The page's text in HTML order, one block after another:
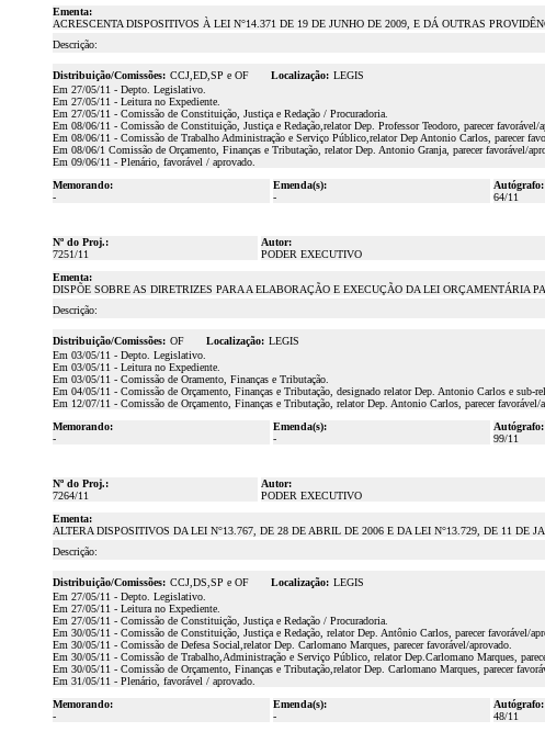
Ementa:
ACRESCENTA DISPOSITIVOS À LEI N°14.371 DE 19 DE JUNHO DE 2009, E DÁ OUTRAS
Descrição:
Distribuição/Comissões: CCJ,ED,SP e OF Localização: LEGIS
Em 27/05/11 - Depto. Legislativo.
Em 27/05/11 - Leitura no Expediente.
Em 27/05/11 - Comissão de Constituição, Justiça e Redação / Procuradoria.
Em 08/06/11 - Comissão de Constituição, Justiça e Redação,relator Dep. Professor Teodoro, parecer favorável/
Em 08/06/11 - Comissão de Trabalho Administração e Serviço Público,relator Dep Antonio Carlos, parecer
Em 08/06/1 Comissão de Orçamento, Finanças e Tributação, relator Dep. Antonio Granja, parecer favorável/
Em 09/06/11 - Plenário, favorável / aprovado.
Memorando:
-
Emenda(s):
-
Autógrafo:
64/11
Nº do Proj.:
7251/11
Autor:
PODER EXECUTIVO
Ementa:
DISPÕE SOBRE AS DIRETRIZES PARA A ELABORAÇÃO E EXECUÇÃO DA LEI ORÇAMENTÁRIA
Descrição:
Distribuição/Comissões: OF Localização: LEGIS
Em 03/05/11 - Depto. Legislativo.
Em 03/05/11 - Leitura no Expediente.
Em 03/05/11 - Comissão de Oramento, Finanças e Tributação.
Em 04/05/11 - Comissão de Orçamento, Finanças e Tributação, designado relator Dep. Antonio Carlos e sub-
Em 12/07/11 - Comissão de Orçamento, Finanças e Tributação, relator Dep. Antonio Carlos, parecer favorável/
Memorando:
-
Emenda(s):
-
Autógrafo:
99/11
Nº do Proj.:
7264/11
Autor:
PODER EXECUTIVO
Ementa:
ALTERA DISPOSITIVOS DA LEI N°13.767, DE 28 DE ABRIL DE 2006 E DA LEI N°13.729, DE 11 DE
Descrição:
Distribuição/Comissões: CCJ,DS,SP e OF Localização: LEGIS
Em 27/05/11 - Depto. Legislativo.
Em 27/05/11 - Leitura no Expediente.
Em 27/05/11 - Comissão de Constituição, Justiça e Redação / Procuradoria.
Em 30/05/11 - Comissão de Constituição, Justiça e Redação, relator Dep. Antônio Carlos, parecer favorável/
Em 30/05/11 - Comissão de Defesa Social,relator Dep. Carlomano Marques, parecer favorável/aprovado.
Em 30/05/11 - Comissão de Trabalho,Administração e Serviço Público, relator Dep.Carlomano Marques,
Em 30/05/11 - Comissão de Orçamento, Finanças e Tributação,relator Dep. Carlomano Marques, parecer
Em 31/05/11 - Plenário, favorável / aprovado.
Memorando:
-
Emenda(s):
-
Autógrafo:
48/11